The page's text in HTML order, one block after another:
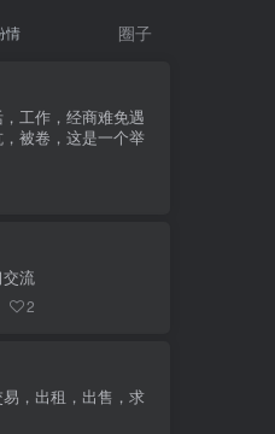
情 圈子
工作，经商难免遇
被卷，这是一个举
交流
2
，出租，出售，求